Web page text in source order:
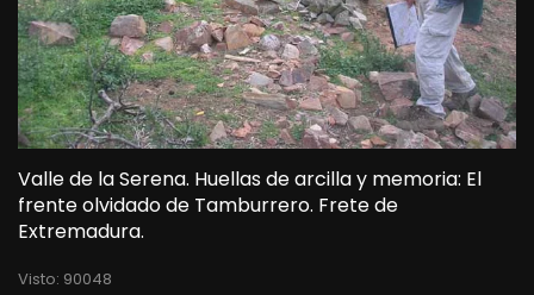
Valle de la Serena. Huellas de arcilla y memoria: El
frente olvidado de Tamburrero. Frete de
Extremadura.
Visto: 90048